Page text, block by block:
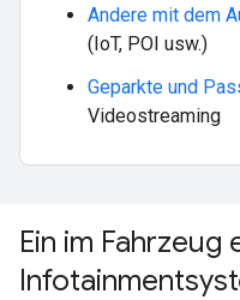
Andere mit dem
(IoT, POI usw.)
Geparkte und
Videostreaming
Ein im Fahrzeug